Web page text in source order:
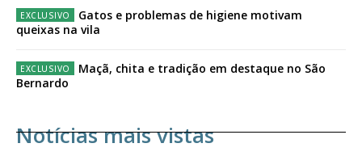
Gatos e problemas de higiene motivam
queixas na vila
Maçã, chita e tradição em destaque no São
Bernardo
Notícias mais vistas